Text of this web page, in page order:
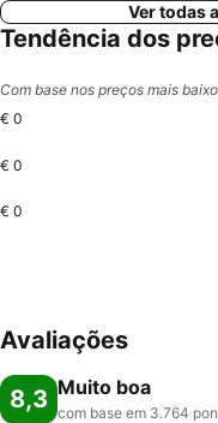
Ver todas
Tendência dos
Com base nos preços mais
€ 0
€ 0
€ 0
Avaliações
8,3 Muito boa
com base em 3.764